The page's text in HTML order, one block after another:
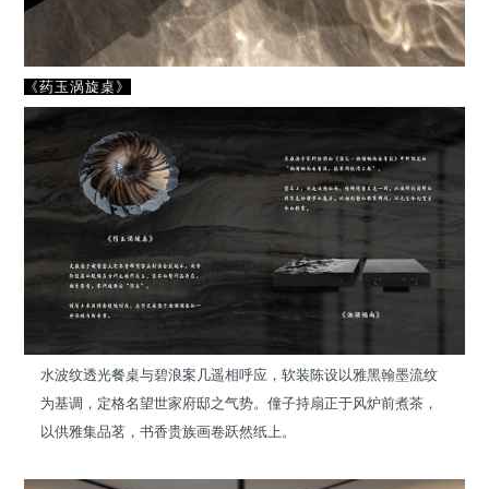
《药玉涡旋桌》
水波纹透光餐桌与碧浪案几遥相呼应，软装陈设以雅黑翰墨流纹
为基调，定格名望世家府邸之气势。僮子持扇正于风炉前煮茶，
以供雅集品茗，书香贵族画卷跃然纸上。